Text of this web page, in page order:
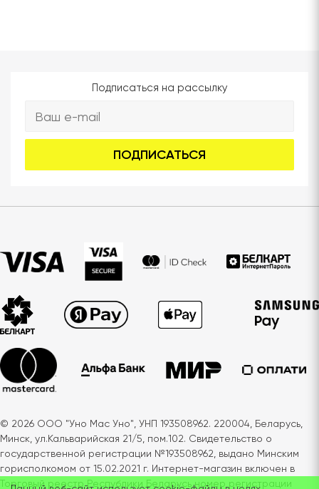
Подписаться на рассылку
ПОДПИСАТЬСЯ
© 2026 ООО "Уно Мас Уно", УНП 193508962. 220004, Беларусь,
Минск, ул.Кальварийская 21/5, пом.102. Свидетельство о
государственной регистрации №193508962, выдано Минским
горисполкомом от 15.02.2021 г. Интернет-магазин включен в
Торговый реестр Республики Беларусь номер регистрации